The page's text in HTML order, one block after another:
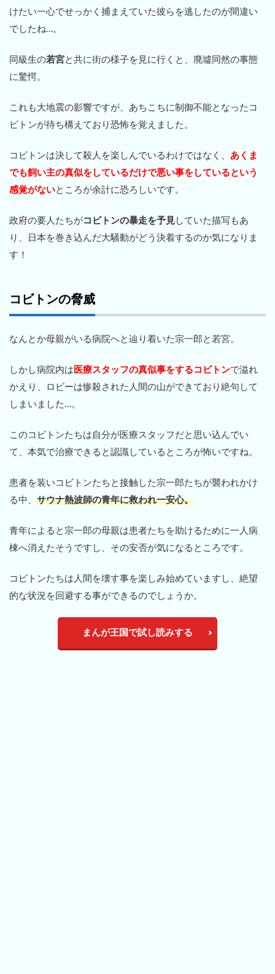
けたい一心でせっかく捕まえていた彼らを逃したのが間違い
でしたね…。
同級生の若宮と共に街の様子を見に行くと、廃墟同然の事態
に驚愕。
これも大地震の影響ですが、あちこちに制御不能となったコ
ビトンが待ち構えており恐怖を覚えました。
コビトンは決して殺人を楽しんでいるわけではなく、 あくま
でも飼い主の真似をしているだけで悪い事をしているという
感覚がないところが余計に恐ろしいです。
政府の要人たちがコビトンの暴走を予見 していた描写もあ
り、日本を巻き込んだ大騒動がどう決着するのか気になりま
す！
コビトンの脅威
なんとか母親がいる病院へと辿り着いた宗一郎と若宮。
しかし病院内は医療スタッフの真似事をするコビトンで溢れ
かえり、ロビーは惨殺された人間の山ができており絶句して
しまいました…。
このコビトンたちは自分が医療スタッフだと思い込んでい
て、本気で治療できると認識しているところが怖いですね。
患者を装いコビトンたちと接触した宗一郎たちが襲われかけ
る中、 サウナ熱波師の青年に救われ一安心。
青年によると宗一郎の母親は患者たちを助けるために一人病
棟へ消えたそうですし、その安否が気になるところです。
コビトンたちは人間を壊す事を楽しみ始めていますし、絶望
的な状況を回避する事ができるのでしょうか。
まんが王国で試し読みする